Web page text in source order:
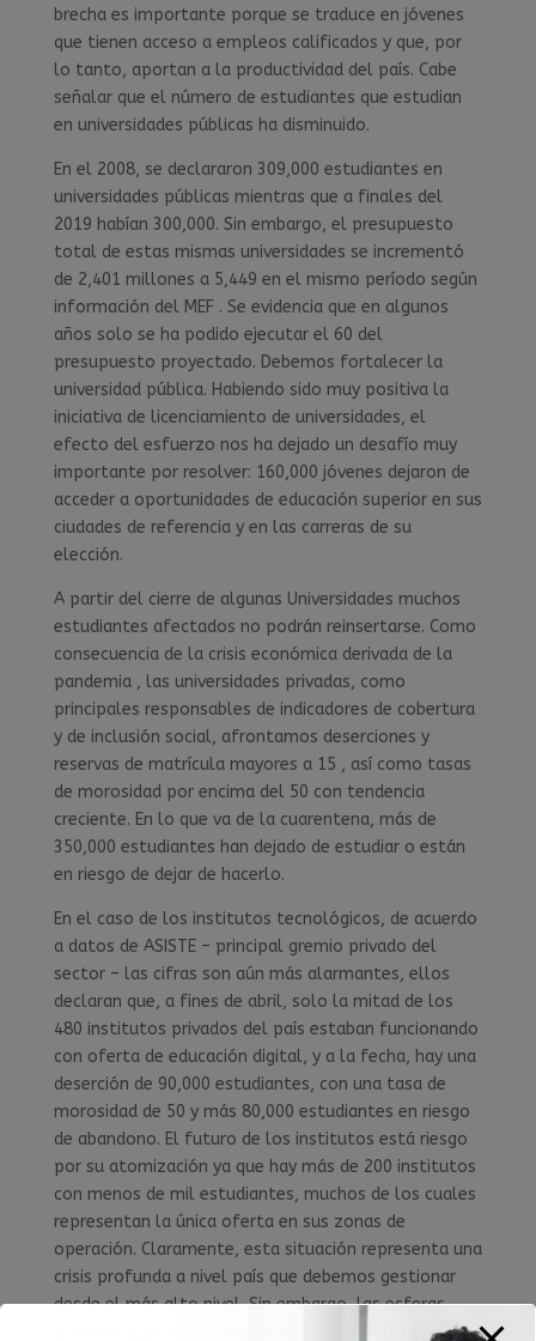
brecha es importante porque se traduce en jóvenes
que tienen acceso a empleos calificados y que, por
lo tanto, aportan a la productividad del país. Cabe
señalar que el número de estudiantes que estudian
en universidades públicas ha disminuido.
En el 2008, se declararon 309,000 estudiantes en
universidades públicas mientras que a finales del
2019 habían 300,000. Sin embargo, el presupuesto
total de estas mismas universidades se incrementó
de 2,401 millones a 5,449 en el mismo período según
información del MEF . Se evidencia que en algunos
años solo se ha podido ejecutar el 60 del
presupuesto proyectado. Debemos fortalecer la
universidad pública. Habiendo sido muy positiva la
iniciativa de licenciamiento de universidades, el
efecto del esfuerzo nos ha dejado un desafío muy
importante por resolver: 160,000 jóvenes dejaron de
acceder a oportunidades de educación superior en sus
ciudades de referencia y en las carreras de su
elección.
A partir del cierre de algunas Universidades muchos
estudiantes afectados no podrán reinsertarse. Como
consecuencia de la crisis económica derivada de la
pandemia , las universidades privadas, como
principales responsables de indicadores de cobertura
y de inclusión social, afrontamos deserciones y
reservas de matrícula mayores a 15 , así como tasas
de morosidad por encima del 50 con tendencia
creciente. En lo que va de la cuarentena, más de
350,000 estudiantes han dejado de estudiar o están
en riesgo de dejar de hacerlo.
En el caso de los institutos tecnológicos, de acuerdo
a datos de ASISTE – principal gremio privado del
sector – las cifras son aún más alarmantes, ellos
declaran que, a fines de abril, solo la mitad de los
480 institutos privados del país estaban funcionando
con oferta de educación digital, y a la fecha, hay una
deserción de 90,000 estudiantes, con una tasa de
morosidad de 50 y más 80,000 estudiantes en riesgo
de abandono. El futuro de los institutos está riesgo
por su atomización ya que hay más de 200 institutos
con menos de mil estudiantes, muchos de los cuales
representan la única oferta en sus zonas de
operación. Claramente, esta situación representa una
crisis profunda a nivel país que debemos gestionar
desde el más alto nivel. Sin embargo, las esferas